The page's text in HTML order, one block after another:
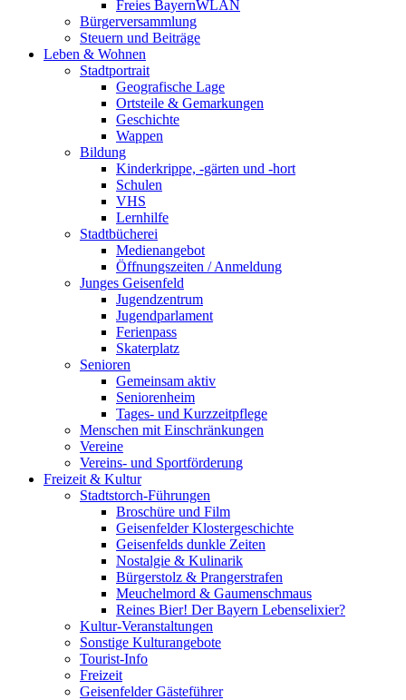
Freies BayernWLAN
Bürgerversammlung
Steuern und Beiträge
Leben & Wohnen
Stadtportrait
Geografische Lage
Ortsteile & Gemarkungen
Geschichte
Wappen
Bildung
Kinderkrippe, -gärten und -hort
Schulen
VHS
Lernhilfe
Stadtbücherei
Medienangebot
Öffnungszeiten / Anmeldung
Junges Geisenfeld
Jugendzentrum
Jugendparlament
Ferienpass
Skaterplatz
Senioren
Gemeinsam aktiv
Seniorenheim
Tages- und Kurzzeitpflege
Menschen mit Einschränkungen
Vereine
Vereins- und Sportförderung
Freizeit & Kultur
Stadtstorch-Führungen
Broschüre und Film
Geisenfelder Klostergeschichte
Geisenfelds dunkle Zeiten
Nostalgie & Kulinarik
Bürgerstolz & Prangerstrafen
Meuchelmord & Gaumenschmaus
Reines Bier! Der Bayern Lebenselixier?
Kultur-Veranstaltungen
Sonstige Kulturangebote
Tourist-Info
Freizeit
Geisenfelder Gästeführer